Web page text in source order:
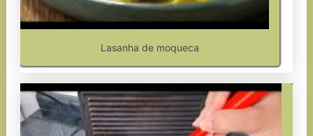
Lasanha de moqueca